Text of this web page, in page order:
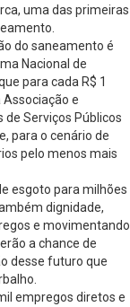
uma das primeiras
do saneamento é
Nacional de
para cada R$ 1
e
de Serviços Públicos
para o cenário de
pelo menos mais
esgoto para milhões
dignidade,
e movimentando
a chance de
desse futuro que
empregos diretos e